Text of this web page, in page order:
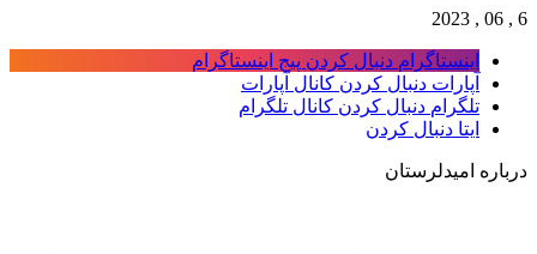
6 , 06 , 2023
اینستاگرام دنبال کردن پیج اینستاگرام
آپارات دنبال کردن کانال آپارات
تلگرام دنبال کردن کانال تلگرام
ایتا دنبال کردن
درباره امیدلرستان